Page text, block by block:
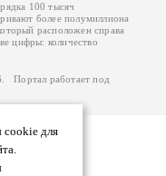
для
100 тысяч
более полумиллиона
расположен справа
цифры: количество
Портал работает под